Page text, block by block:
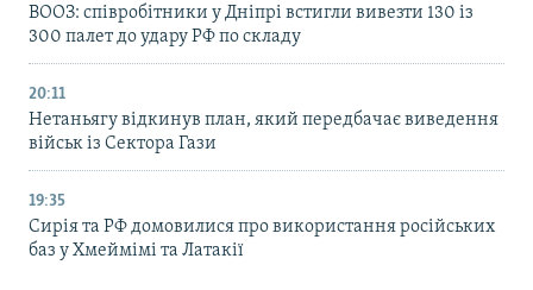
ВООЗ: співробітники у Дніпрі встигли вивезти 130 із
300 палет до удару РФ по складу
20:11
Нетаньягу відкинув план, який передбачає виведення
військ із Сектора Гази
19:35
Сирія та РФ домовилися про використання російських
баз у Хмеймімі та Латакії